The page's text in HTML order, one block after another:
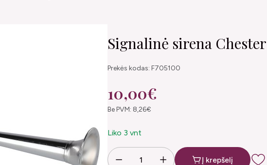
Signalinė sirena
Prekės kodas: F705100
10,00€
Be PVM: 8,26€
Liko 3 vnt
Į krepšelį